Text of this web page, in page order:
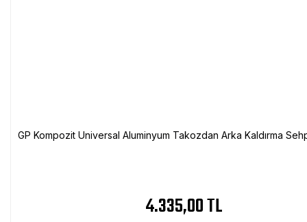
GP Kompozit Universal Aluminyum Takozdan Arka Kaldırma
4.335,00 TL